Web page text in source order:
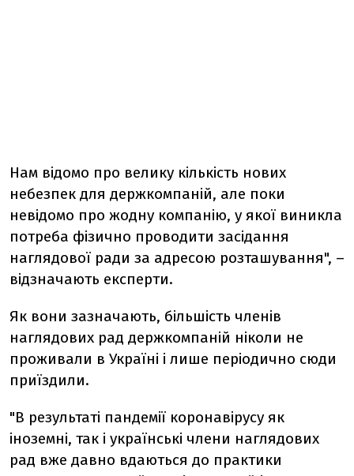
Нам відомо про велику кількість нових
небезпек для держкомпаній, але поки
невідомо про жодну компанію, у якої виникла
потреба фізично проводити засідання
наглядової ради за адресою розташування", –
відзначають експерти.
Як вони зазначають, більшість членів
наглядових рад держкомпаній ніколи не
проживали в Україні і лише періодично сюди
приїздили.
"В результаті пандемії коронавірусу як
іноземні, так і українські члени наглядових
рад вже давно вдаються до практики